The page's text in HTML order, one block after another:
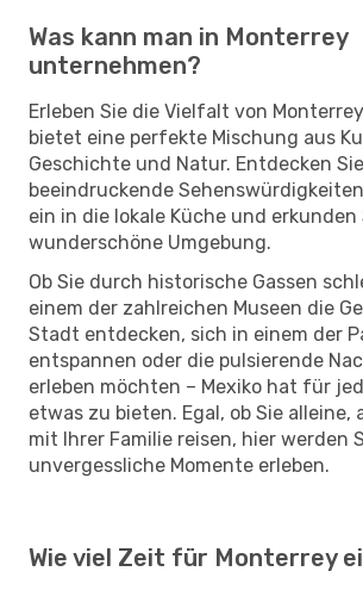
Was kann man in Monterrey
unternehmen?
Erleben Sie die Vielfalt von
bietet eine perfekte Mischung aus
Geschichte und Natur. Entdecken Sie
beeindruckende
ein in die lokale Küche und erkunden
wunderschöne Umgebung.
Ob Sie durch historische Gassen
einem der zahlreichen Museen die
Stadt entdecken, sich in einem der
entspannen oder die pulsierende
erleben möchten – Mexiko hat für
etwas zu bieten. Egal, ob Sie alleine,
mit Ihrer Familie reisen, hier werden
unvergessliche Momente erleben.
Wie viel Zeit für Monterrey